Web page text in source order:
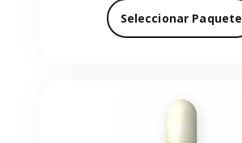
Seleccionar Paquete